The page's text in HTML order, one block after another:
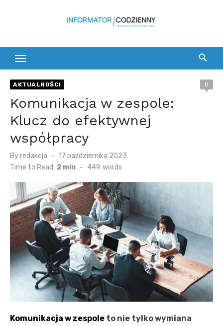
AKTUALNOŚCI 0
Komunikacja w zespole:
Klucz do efektywnej
współpracy
Byredakcja
Posted
on
17 października 2023
Time to Read: 2 min - 449 words
Komunikacja w zespole to nie tylko wymiana